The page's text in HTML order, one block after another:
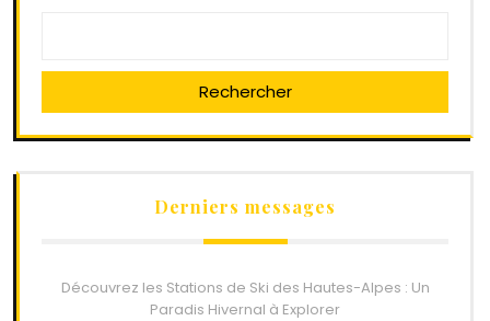
Rechercher
Derniers messages
Découvrez les Stations de Ski des Hautes-Alpes : Un
Paradis Hivernal à Explorer